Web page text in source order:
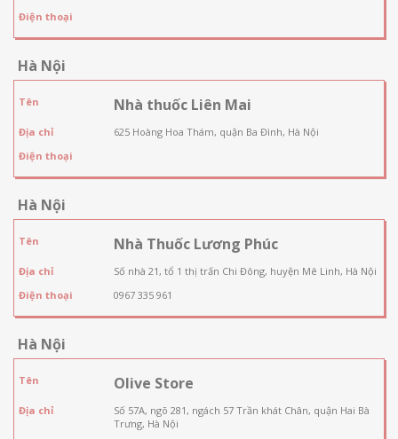
Điện thoại
Hà Nội
Tên Nhà thuốc Liên Mai
Địa chỉ
625 Hoàng Hoa Thám, quận Ba Đình, Hà Nội
Điện thoại
Hà Nội
Tên Nhà Thuốc Lương Phúc
Địa chỉ
Số nhà 21, tổ 1 thị trấn Chi Đông, huyện Mê Linh, Hà Nội
Điện thoại
0967 335 961
Hà Nội
Tên Olive Store
Địa chỉ
Số 57A, ngõ 281, ngách 57 Trần khát Chân, quận Hai Bà
Trưng, Hà Nội